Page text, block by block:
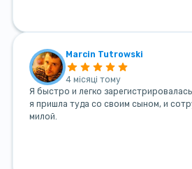
Marcin Tutrowski
4 місяці тому
Я быстро и легко
я пришла туда со своим сыном, и
милой.